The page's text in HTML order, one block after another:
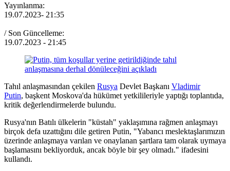
Yayınlanma:
19.07.2023- 21:35
/ Son Güncelleme:
19.07.2023 - 21:45
Tahıl anlaşmasından çekilen Rusya Devlet Başkanı Vladimir
Putin, başkent Moskova'da hükümet yetkilileriyle yaptığı toplantıda,
kritik değerlendirmelerde bulundu.
Rusya'nın Batılı ülkelerin "küstah" yaklaşımına rağmen anlaşmayı
birçok defa uzattığını dile getiren Putin, "Yabancı meslektaşlarımızın
üzerinde anlaşmaya varılan ve onaylanan şartlara tam olarak uymaya
başlamasını bekliyorduk, ancak böyle bir şey olmadı." ifadesini
kullandı.